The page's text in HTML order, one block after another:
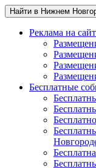
Найти в Нижнем
Реклама на
Бесплатные